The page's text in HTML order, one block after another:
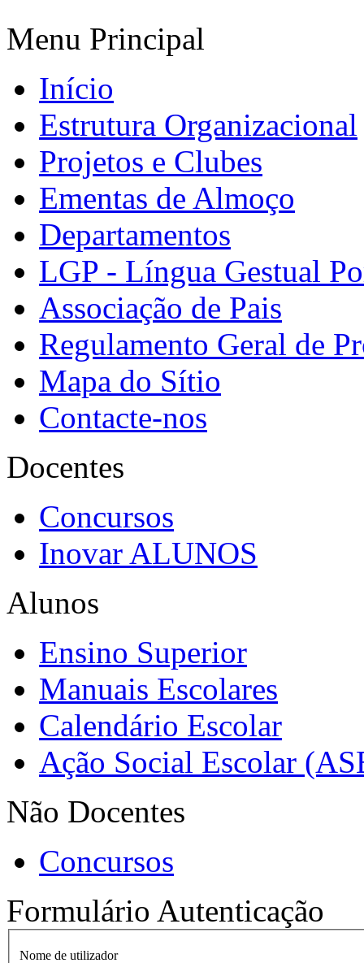
Menu Principal
Início
Estrutura Organizacional
Projetos e Clubes
Ementas de Almoço
Departamentos
LGP - Língua Gestual
Associação de Pais
Regulamento Geral de
Mapa do Sítio
Contacte-nos
Docentes
Concursos
Inovar ALUNOS
Alunos
Ensino Superior
Manuais Escolares
Calendário Escolar
Ação Social Escolar
Não Docentes
Concursos
Formulário Autenticação
Nome de utilizador